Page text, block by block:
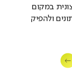
במקום
ולהפיק